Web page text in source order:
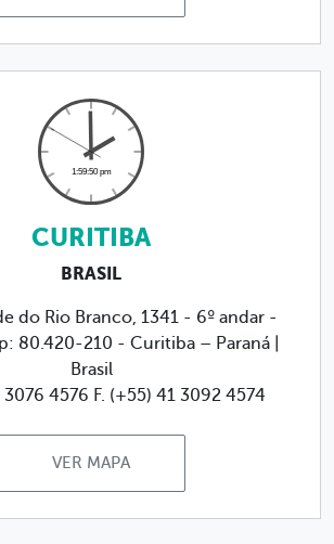
CURITIBA
BRASIL
do Rio Branco, 1341 - 6º andar -
80.420-210 - Curitiba – Paraná |
Brasil
3076 4576 F. (+55) 41 3092 4574
VER MAPA